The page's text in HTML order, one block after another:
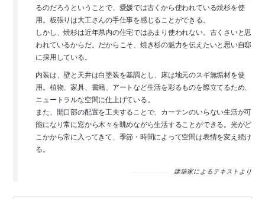
るのだろうということで、愛媛では古くから使われている焼杉を使
用。板張りは大工さんの手仕事を感じることができる。
しかし、焼杉は近年県内の住宅ではあまり使われない。古くさいと思
われているからだ。だからこそ、焼き杉の魅力を伝えたいと思い自邸
に採用している。
内装は、壁と天井は白塗装を基調とし、床は地元のスギ無垢材を使
用。植物、家具、書籍、アートなど生活を彩るものを際立てるため、
ニュートラルな空間に仕上げている。
また、開口部の配置を工夫することで、カーテンのいらない生活が可
能になり常に窓から木々を眺めながら生活することができる。光がど
こかから常に入ってきて、季節・時間によって空間は表情を変え続け
る。
建築家によるテキストより